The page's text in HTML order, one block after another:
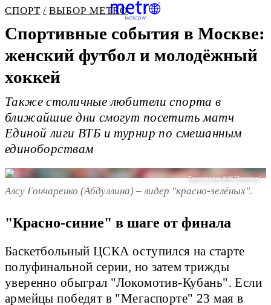
СПОРТ ВЫБОР METRO
Спортивные события в Москве:
женский футбол и молодёжный
хоккей
Также столичные любители спорта в
ближайшие дни смогут посетить матч
Единой лиги ВТБ и турнир по смешанным
единоборствам
Предоставлено ЖФК "Локомотив"
Алсу Гончаренко (Абдуллина) – лидер "красно-зелёных".
"Красно-синие" в шаге от финала
Баскетбольный ЦСКА оступился на старте
полуфинальной серии, но затем трижды
уверенно обыграл "Локомотив-Кубань". Если
армейцы победят в "Мегаспорте" 23 мая в